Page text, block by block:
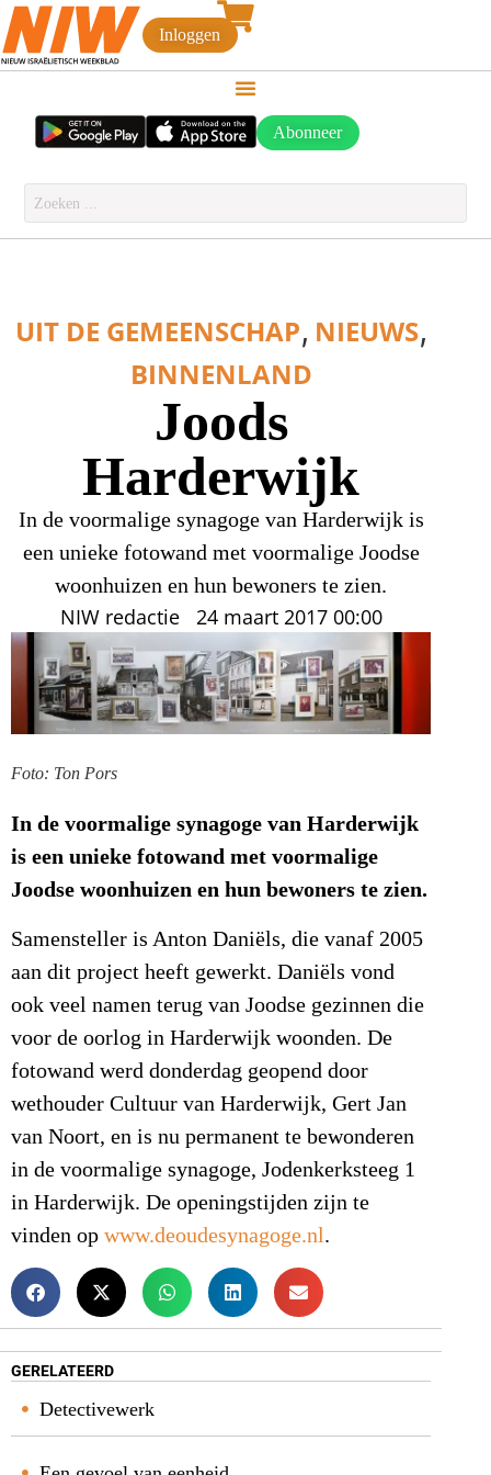
Inloggen
Abonneer
UIT DE GEMEENSCHAP, NIEUWS,
BINNENLAND
Joods
Harderwijk
In de voormalige synagoge van Harderwijk is
een unieke fotowand met voormalige Joodse
woonhuizen en hun bewoners te zien.
NIW redactie 24 maart 2017 00:00
Foto: Ton Pors
In de voormalige synagoge van Harderwijk
is een unieke fotowand met voormalige
Joodse woonhuizen en hun bewoners te zien.
Samensteller is Anton Daniëls, die vanaf 2005
aan dit project heeft gewerkt. Daniëls vond
ook veel namen terug van Joodse gezinnen die
voor de oorlog in Harderwijk woonden. De
fotowand werd donderdag geopend door
wethouder Cultuur van Harderwijk, Gert Jan
van Noort, en is nu permanent te bewonderen
in de voormalige synagoge, Jodenkerksteeg 1
in Harderwijk. De openingstijden zijn te
vinden op www.deoudesynagoge.nl.
GERELATEERD
Detectivewerk